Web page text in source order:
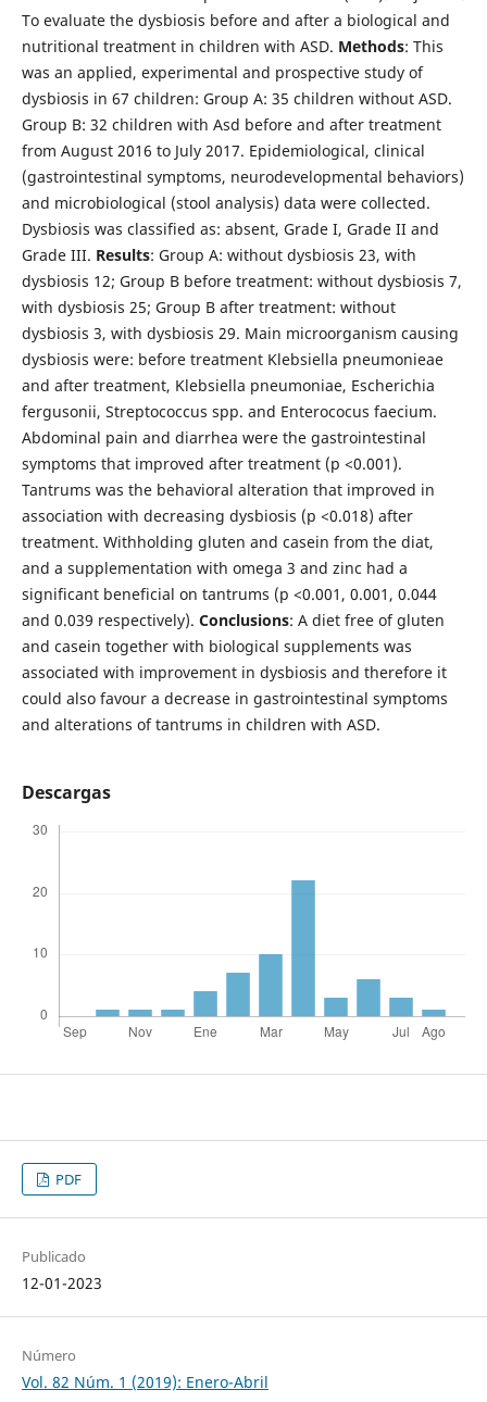
To evaluate the dysbiosis before and after a biological and
nutritional treatment in children with ASD. Methods: This
was an applied, experimental and prospective study of
dysbiosis in 67 children: Group A: 35 children without ASD.
Group B: 32 children with Asd before and after treatment
from August 2016 to July 2017. Epidemiological, clinical
(gastrointestinal symptoms, neurodevelopmental behaviors)
and microbiological (stool analysis) data were collected.
Dysbiosis was classified as: absent, Grade I, Grade II and
Grade III. Results: Group A: without dysbiosis 23, with
dysbiosis 12; Group B before treatment: without dysbiosis 7,
with dysbiosis 25; Group B after treatment: without
dysbiosis 3, with dysbiosis 29. Main microorganism causing
dysbiosis were: before treatment Klebsiella pneumonieae
and after treatment, Klebsiella pneumoniae, Escherichia
fergusonii, Streptococcus spp. and Enterococus faecium.
Abdominal pain and diarrhea were the gastrointestinal
symptoms that improved after treatment (p <0.001).
Tantrums was the behavioral alteration that improved in
association with decreasing dysbiosis (p <0.018) after
treatment. Withholding gluten and casein from the diat,
and a supplementation with omega 3 and zinc had a
significant beneficial on tantrums (p <0.001, 0.001, 0.044
and 0.039 respectively). Conclusions: A diet free of gluten
and casein together with biological supplements was
associated with improvement in dysbiosis and therefore it
could also favour a decrease in gastrointestinal symptoms
and alterations of tantrums in children with ASD.
Descargas
PDF
Publicado
12-01-2023
Número
Vol. 82 Núm. 1 (2019): Enero-Abril